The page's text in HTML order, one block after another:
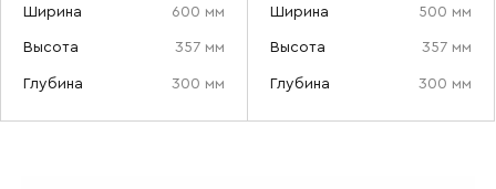
Ширина 600 мм
Высота 357 мм
Глубина 300 мм
Ширина 500 мм
Высота 357 мм
Глубина 300 мм
и обработкой данных.